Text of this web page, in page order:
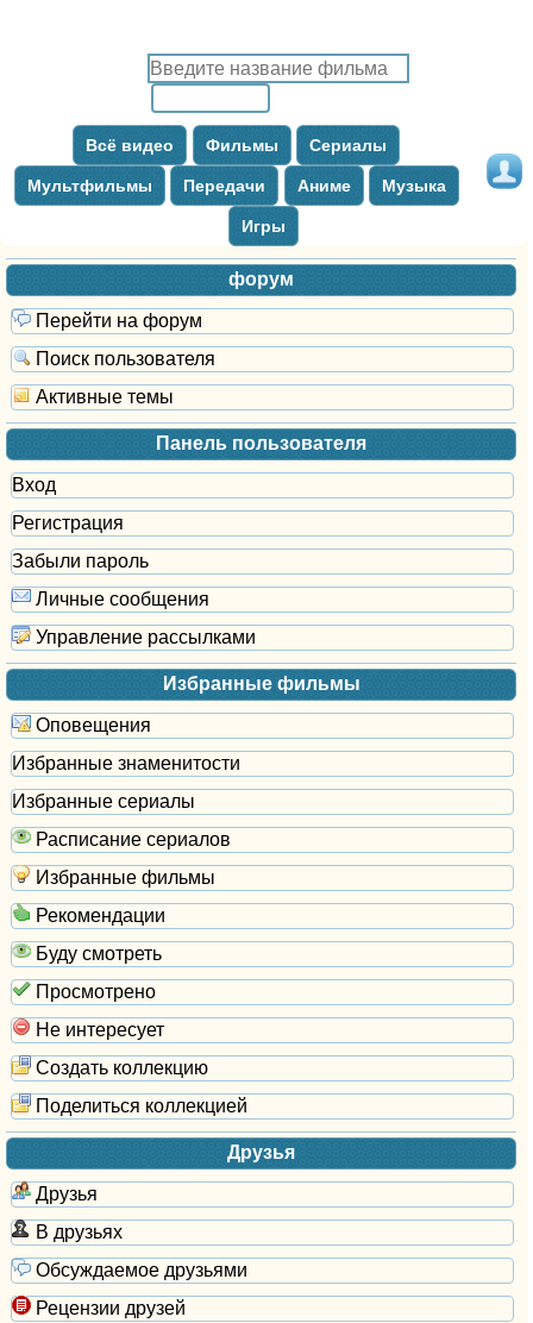
Всё видео Фильмы Сериалы
Мультфильмы Передачи Аниме Музыка
Игры
форум
Перейти на форум
Поиск пользователя
Активные темы
Панель пользователя
Вход
Регистрация
Забыли пароль
Личные сообщения
Управление рассылками
Избранные фильмы
Оповещения
Избранные знаменитости
Избранные сериалы
Расписание сериалов
Избранные фильмы
Рекомендации
Буду смотреть
Просмотрено
Не интересует
Создать коллекцию
Поделиться коллекцией
Друзья
Друзья
В друзьях
Обсуждаемое друзьями
Рецензии друзей